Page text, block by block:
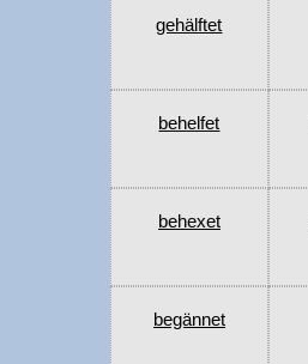
gehälftet
behelfet
behexet
begännet